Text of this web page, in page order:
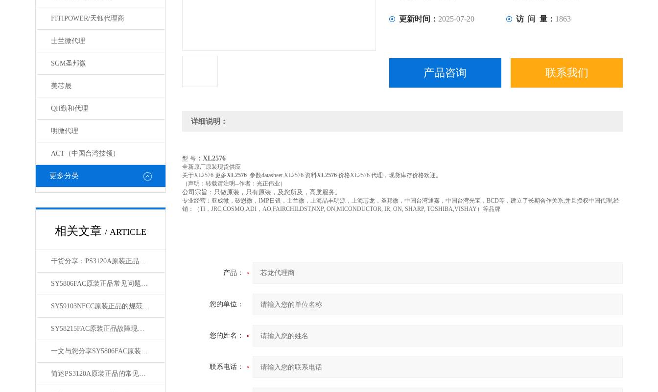
FITIPOWER/天钰代理商
士兰微代理
SGM圣邦微
美芯晟
QH勤和代理
明微代理
ACT（中国台湾技领）
更多分类
相关文章 / ARTICLE
干货分享：PS3120A原装正品使用中的那些常见故障与解决技巧
SY5806FAC原装正品常见问题及对应解决办法大公开
SY59103NFCC原装正品的规范存放管理体系介绍
SY58215FAC原装正品故障现象相应的解决方法介绍
一文与您分享SY5806FAC原装正品的常见问题相应解决方法
简述PS3120A原装正品的常见故障相应解决方法
更新时间： 2025-07-20 访 问 量： 1863
产品咨询 联系我们
详细说明：
型 号 ：XL2576
全新原厂原装现货供应
关于XL2576 更多XL2576 参数datasheet XL2576 资料XL2576 价格XL2576 代理，现货库存价格欢迎。
（声明：转载请注明--作者：光正伟业）
公司宗旨：只做原装，只有原装，及您所及，高质服务。
专业经营：亚成微，矽恩微，IMP日银，士兰微，上海晶丰明源，上海芯龙，圣邦微，中国台湾通嘉，中国台湾光宝，BCD等，建立了长期合作关系,并且授权中国代理;经
销：（TI，JRC,COSMO,ADI，AO,FAIRCHILDST,NXP, ON,MICONDUCTOR, IR, ON, SHARP, TOSHIBA,VISHAY）等品牌
产品：
您的单位：
您的姓名：
联系电话：